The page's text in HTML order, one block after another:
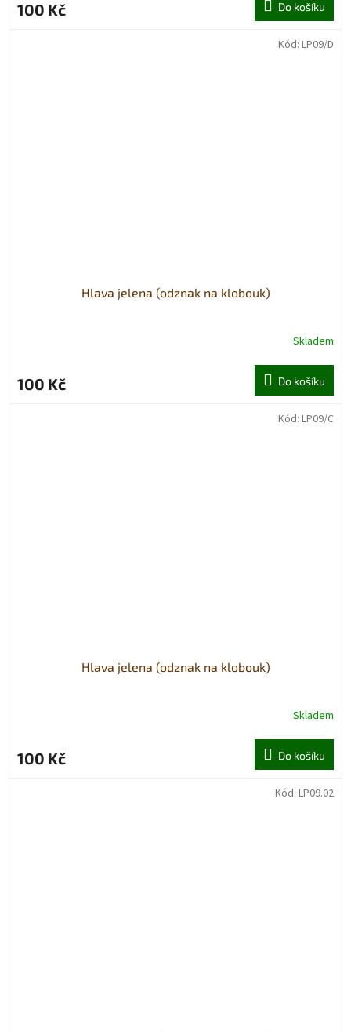
100 Kč Do košíku
Hlava jelena (odznak na klobouk)
Skladem
100 Kč Do košíku
Kód: LP09/D
Hlava jelena (odznak na klobouk)
Skladem
100 Kč Do košíku
Kód: LP09/C
Kód: LP09.02